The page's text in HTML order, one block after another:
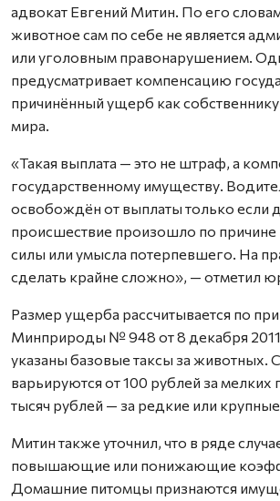
адвокат Евгений Митин. По его
животное сам по себе не является
или уголовным правонарушением.
предусматривает компенсацию
причинённый ущерб как
мира.
«Такая выплата — это не штраф, а
государственному имуществу.
освобождён от выплаты только если
происшествие произошло по
силы или умысла потерпевшего. На
сделать крайне сложно», — отметил
Размер ущерба рассчитывается по
Минприроды № 948 от 8 декабря
указаны базовые таксы за животных.
варьируются от 100 рублей за мелких
тысяч рублей — за редкие или
Митин также уточнил, что в ряде
повышающие или понижающие
Домашние питомцы признаются